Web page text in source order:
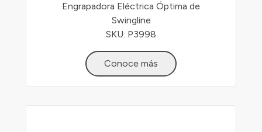
Engrapadora Eléctrica Óptima de
Swingline
SKU: P3998
Conoce más